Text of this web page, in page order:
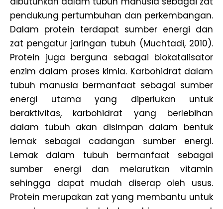
pendukung pertumbuhan dan perkembangan.
Dalam protein terdapat sumber energi dan
zat pengatur jaringan tubuh (Muchtadi, 2010).
Protein juga berguna sebagai biokatalisator
enzim dalam proses kimia. Karbohidrat dalam
tubuh manusia bermanfaat sebagai sumber
energi utama yang diperlukan untuk
beraktivitas, karbohidrat yang berlebihan
dalam tubuh akan disimpan dalam bentuk
lemak sebagai cadangan sumber energi.
Lemak dalam tubuh bermanfaat sebagai
sumber energi dan melarutkan vitamin
sehingga dapat mudah diserap oleh usus.
Protein merupakan zat yang membantu untuk